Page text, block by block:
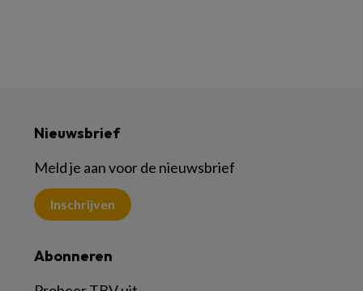
Nieuwsbrief
Meld je aan voor de nieuwsbrief
Inschrijven
Abonneren